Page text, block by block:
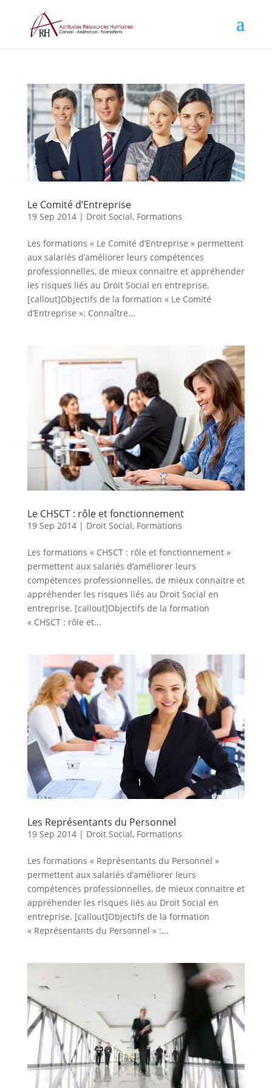
Le Comité d’Entreprise
19 Sep 2014| Droit Social, Formations
Les formations « Le Comité d’Entreprise » permettent
aux salariés d’améliorer leurs compétences
professionnelles, de mieux connaitre et appréhender
les risques liés au Droit Social en entreprise.
[callout]Objectifs de la formation « Le Comité
d’Entreprise »: Connaître...
Le CHSCT : rôle et fonctionnement
19 Sep 2014| Droit Social, Formations
Les formations « CHSCT : rôle et fonctionnement »
permettent aux salariés d’améliorer leurs
compétences professionnelles, de mieux connaitre et
appréhender les risques liés au Droit Social en
entreprise. [callout]Objectifs de la formation
« CHSCT : rôle et...
Les Représentants du Personnel
19 Sep 2014| Droit Social, Formations
Les formations « Représentants du Personnel »
permettent aux salariés d’améliorer leurs
compétences professionnelles, de mieux connaitre et
appréhender les risques liés au Droit Social en
entreprise. [callout]Objectifs de la formation
« Représentants du Personnel » :...